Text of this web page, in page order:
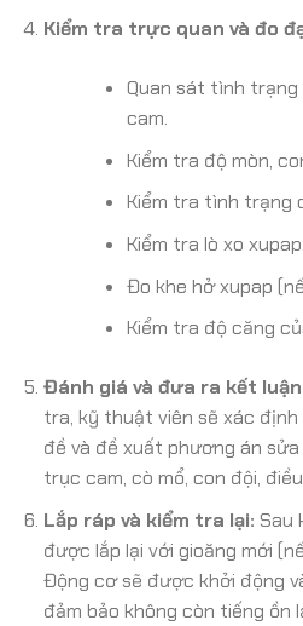
Kiểm tra trực quan và đo
Quan sát tình trạng
cam.
Kiểm tra độ mòn,
Kiểm tra tình trạng
Kiểm tra lò xo
Đo khe hở xupap
Kiểm tra độ căng
Đánh giá và đưa ra kết
tra, kỹ thuật viên sẽ xác
đề và đề xuất phương án
trục cam, cò mổ, con đội,
Lắp ráp và kiểm tra lại: Sau
được lắp lại với gioăng mới
Động cơ sẽ được khởi động
đảm bảo không còn tiếng ồn